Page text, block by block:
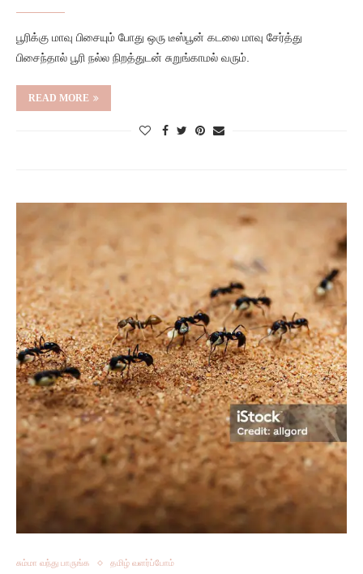
பூரிக்கு மாவு பிசையும் போது ஒரு டீஸ்பூன் கடலை மாவு சேர்த்து
பிசைந்தால் பூரி நல்ல நிறத்துடன் சுறுங்காமல் வரும்.
READ MORE
சும்மா வந்து பாருங்க தமிழ் வளர்ப்போம்